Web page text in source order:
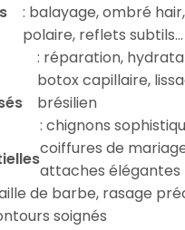
: balayage, ombré
polaire, reflets subtils…
: réparation,
botox capillaire,
brésilien
: chignons
coiffures de
attaches élégantes
de barbe, rasage
soignés